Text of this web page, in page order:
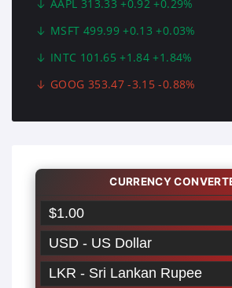
AAPL 313.33 +0.92 +0.29%
MSFT 499.99 +0.13 +0.03%
INTC 101.65 +1.84 +1.84%
GOOG 353.47 -3.15 -0.88%